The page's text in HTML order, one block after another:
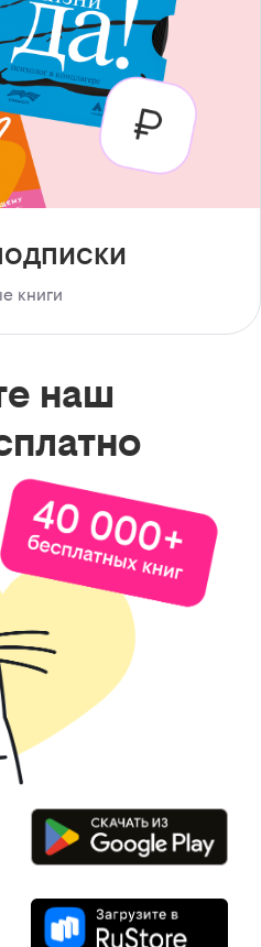
книги
наш